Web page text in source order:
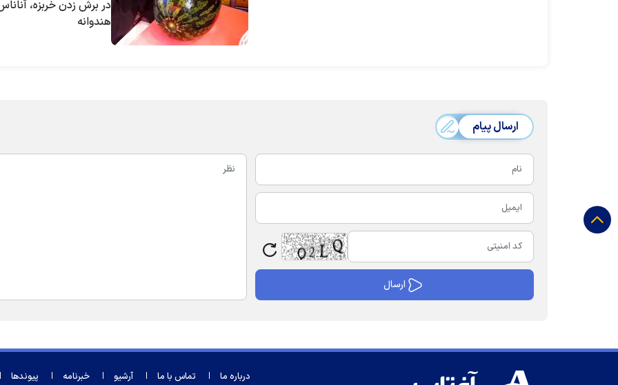
در برش زدن خربزه،
هندوانه
ارسال پیام
درباره ما تماس با ما آرشیو خبرنامه پیوندها